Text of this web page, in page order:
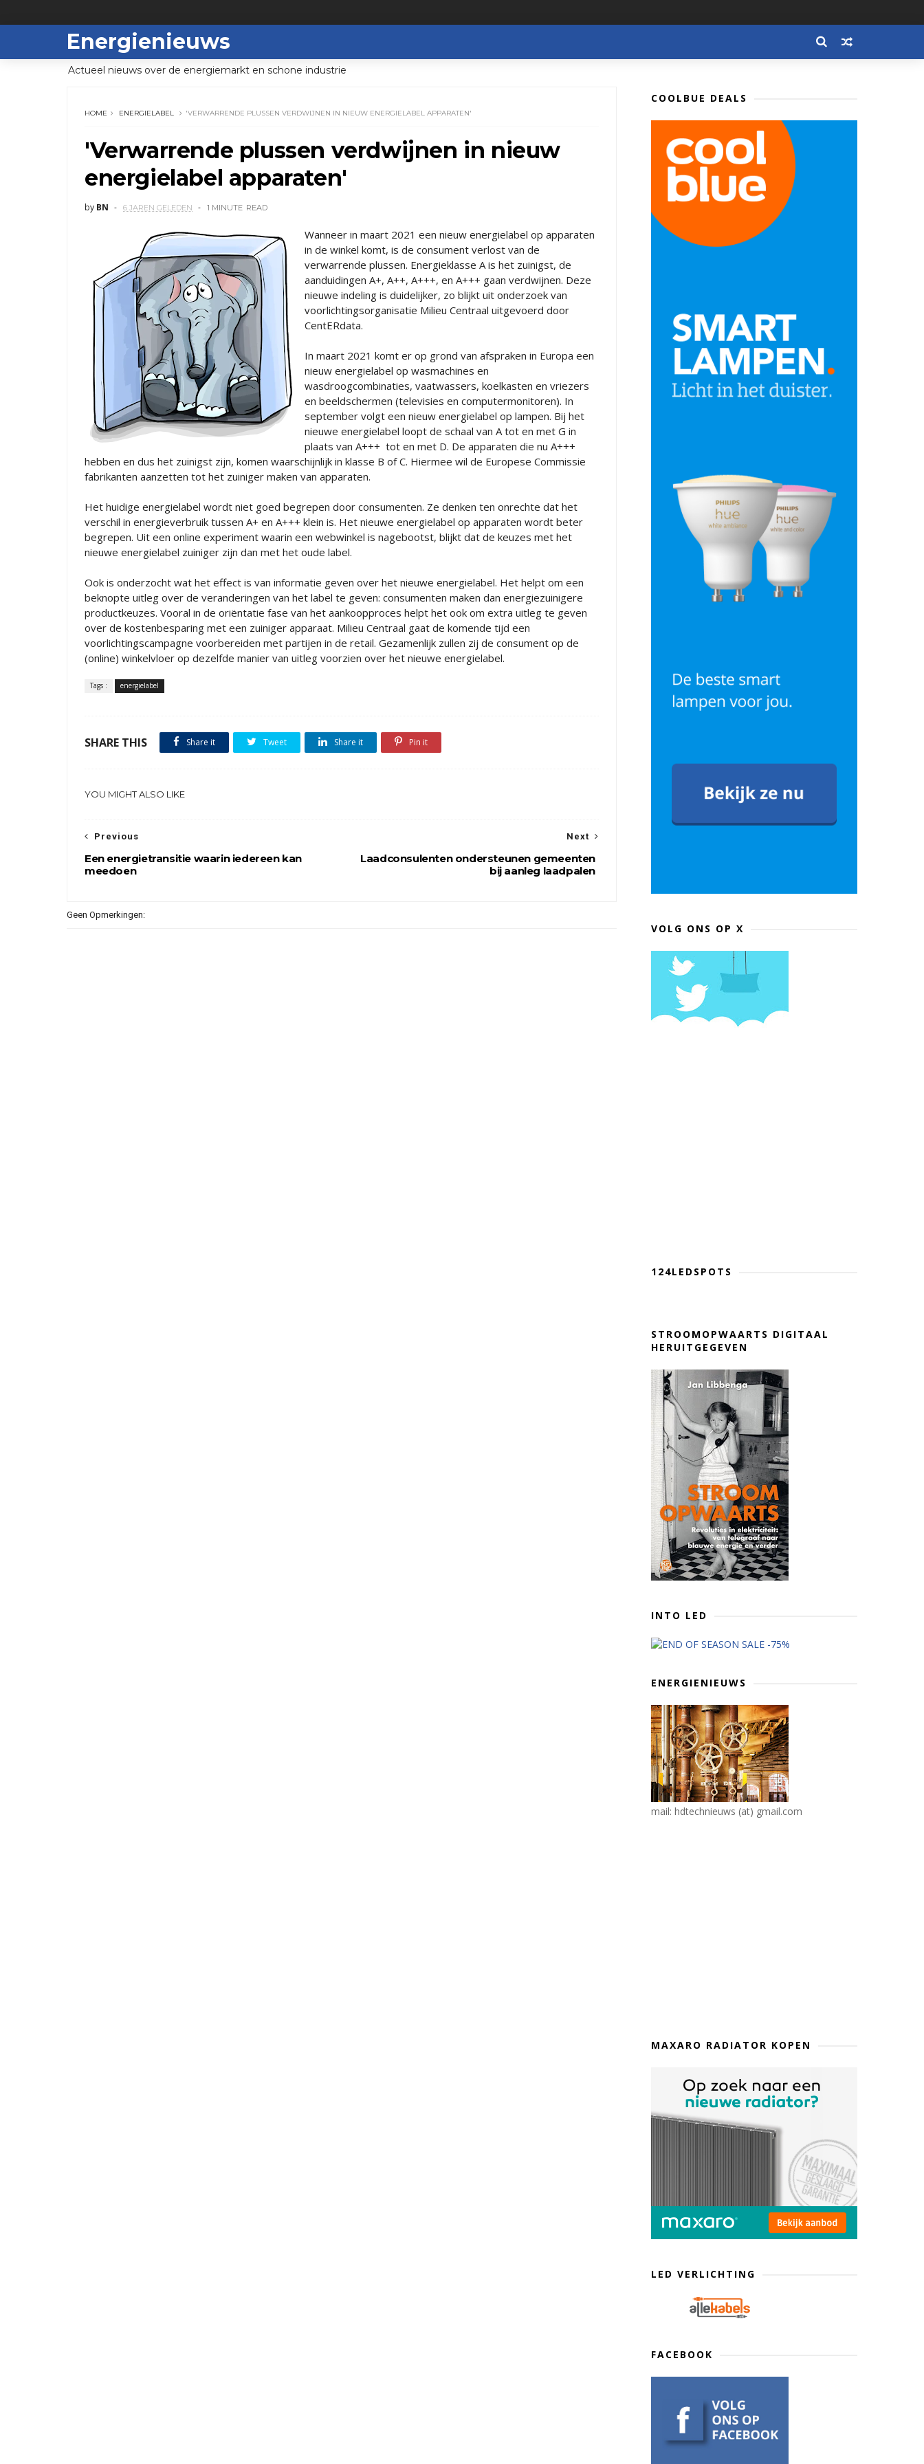
Energienieuws
Actueel nieuws over de energiemarkt en schone industrie
HOME ENERGIELABEL 'VERWARRENDE PLUSSEN VERDWIJNEN IN NIEUW ENERGIELABEL APPARATEN'
'Verwarrende plussen verdwijnen in nieuw
energielabel apparaten'
by BN 6 JAREN GELEDEN 1 MINUTE READ
Wanneer in maart 2021 een nieuw energielabel op apparaten
in de winkel komt, is de consument verlost van de
verwarrende plussen. Energieklasse A is het zuinigst, de
aanduidingen A+, A++, A+++, en A+++ gaan verdwijnen. Deze
nieuwe indeling is duidelijker, zo blijkt uit onderzoek van
voorlichtingsorganisatie Milieu Centraal uitgevoerd door
CentERdata.
In maart 2021 komt er op grond van afspraken in Europa een
nieuw energielabel op wasmachines en
wasdroogcombinaties, vaatwassers, koelkasten en vriezers
en beeldschermen (televisies en computermonitoren). In
september volgt een nieuw energielabel op lampen. Bij het
nieuwe energielabel loopt de schaal van A tot en met G in
plaats van A+++ tot en met D. De apparaten die nu A+++
hebben en dus het zuinigst zijn, komen waarschijnlijk in klasse B of C. Hiermee wil de Europese Commissie
fabrikanten aanzetten tot het zuiniger maken van apparaten.
Het huidige energielabel wordt niet goed begrepen door consumenten. Ze denken ten onrechte dat het
verschil in energieverbruik tussen A+ en A+++ klein is. Het nieuwe energielabel op apparaten wordt beter
begrepen. Uit een online experiment waarin een webwinkel is nagebootst, blijkt dat de keuzes met het
nieuwe energielabel zuiniger zijn dan met het oude label.
Ook is onderzocht wat het effect is van informatie geven over het nieuwe energielabel. Het helpt om een
beknopte uitleg over de veranderingen van het label te geven: consumenten maken dan energiezuinigere
productkeuzes. Vooral in de oriëntatie fase van het aankoopproces helpt het ook om extra uitleg te geven
over de kostenbesparing met een zuiniger apparaat. Milieu Centraal gaat de komende tijd een
voorlichtingscampagne voorbereiden met partijen in de retail. Gezamenlijk zullen zij de consument op de
(online) winkelvloer op dezelfde manier van uitleg voorzien over het nieuwe energielabel.
Tags : energielabel
SHARE THIS Share it Tweet Share it Pin it
YOU MIGHT ALSO LIKE
Next
Laadconsulenten ondersteunen gemeenten
bij aanleg laadpalen
Previous
Een energietransitie waarin iedereen kan
meedoen
Geen Opmerkingen:
COOLBUE DEALS
VOLG ONS OP X
124LEDSPOTS
STROOMOPWAARTS DIGITAAL
HERUITGEGEVEN
INTO LED
ENERGIENIEUWS
mail: hdtechnieuws (at) gmail.com
MAXARO RADIATOR KOPEN
LED VERLICHTING
FACEBOOK